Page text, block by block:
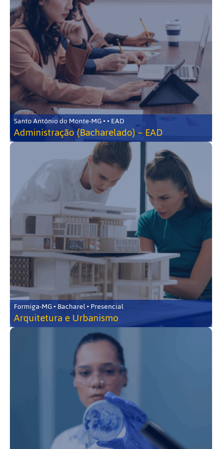
Santo Antônio do Monte-MG • • EAD
Administração (Bacharelado) – EAD
Formiga-MG • Bacharel • Presencial
Arquitetura e Urbanismo